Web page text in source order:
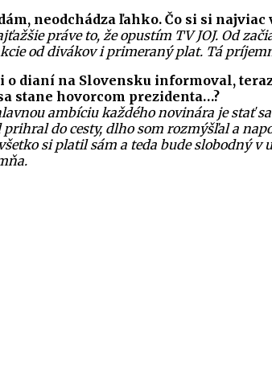
neodchádza ľahko. Čo si si
práve to, že opustím TV JOJ. Od
od divákov i primeraný plat. Tá
o dianí na Slovensku informoval,
stane hovorcom prezidenta…?
ambíciu každého novinára je stať
do cesty, dlho som rozmýšľal a
si platil sám a teda bude slobodný